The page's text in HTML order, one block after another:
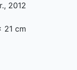
., 2012
21 cm